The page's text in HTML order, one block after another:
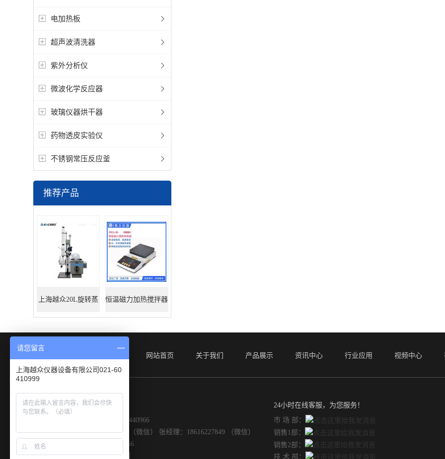
电加热板
超声波清洗器
紫外分析仪
微波化学反应器
玻璃仪器烘干器
药物透皮实验仪
不锈钢常压反应釜
推荐产品
上海越众20L旋转蒸 恒温磁力加热搅拌器
网站首页 关于我们 产品展示 资讯中心 行业应用 视频中心
联系我们
销售电话：86+021-60410999 61440966
联系人：付经理：15000209979 （微信） 张经理：18616227849 （微信）
传真：86-021-61448399/61440966
地址：上海市嘉定区黄渡工业园
24小时在线客服，为您服务！
市 场 部：
销售1部：
销售2部：
技 术 部：
请您留言
上海越众仪器设备有限公司021-60
410999